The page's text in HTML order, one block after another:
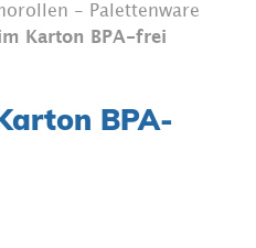
- Palettenware
Karton BPA-frei
BPA-